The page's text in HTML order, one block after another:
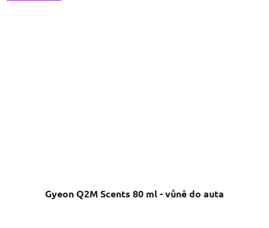
Gyeon Q2M Scents 80 ml - vůně do auta